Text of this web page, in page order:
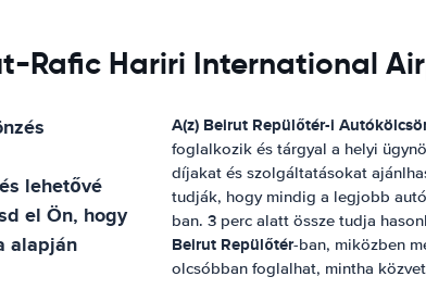
Rafic Hariri International
lehetővé
el Ön, hogy
alapján
A(z) Beirut Repülőtér-i
foglalkozik és tárgyal a helyi
díjakat és szolgáltatásokat
tudják, hogy mindig a legjobb
ban. 3 perc alatt össze tudja
Beirut Repülőtér-ban, miközben
olcsóbban foglalhat, mintha